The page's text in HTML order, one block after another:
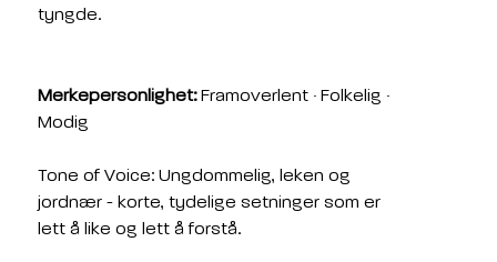
tyngde.
Merkepersonlighet: Framoverlent · Folkelig ·
Modig
Tone of Voice: Ungdommelig, leken og
jordnær - korte, tydelige setninger som er
lett å like og lett å forstå.